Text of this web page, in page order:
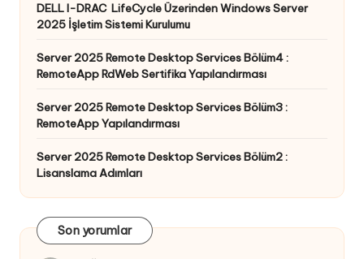
DELL I-DRAC LifeCycle Üzerinden Windows Server
2025 İşletim Sistemi Kurulumu
Server 2025 Remote Desktop Services Bölüm4 :
RemoteApp RdWeb Sertifika Yapılandırması
Server 2025 Remote Desktop Services Bölüm3 :
RemoteApp Yapılandırması
Server 2025 Remote Desktop Services Bölüm2 :
Lisanslama Adımları
Son yorumlar